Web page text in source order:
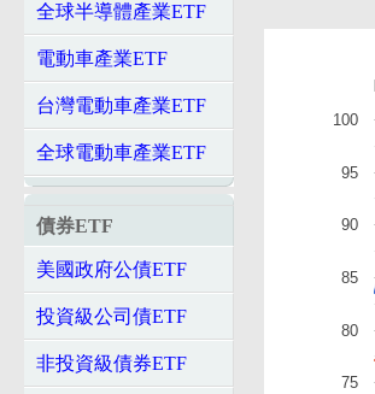
全球半導體產業ETF
電動車產業ETF
台灣電動車產業ETF
全球電動車產業ETF
債券ETF
美國政府公債ETF
投資級公司債ETF
非投資級債券ETF
75
80
85
90
95
100